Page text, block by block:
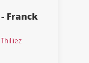
Franck